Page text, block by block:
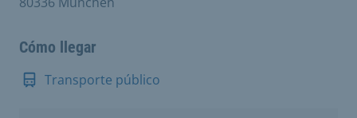
Cómo llegar
Transporte público